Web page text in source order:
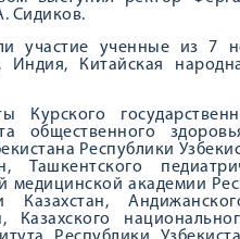
Сидиков.
участие ученные из 7
Индия, Китайская
Курского
общественного
Республики
Ташкентского
медицинской академии
Казахстан,
Казахского